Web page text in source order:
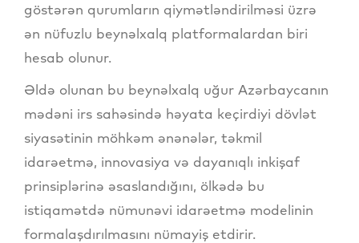
göstərən qurumların qiymətləndirilməsi üzrə
ən nüfuzlu beynəlxalq platformalardan biri
hesab olunur.
Əldə olunan bu beynəlxalq uğur Azərbaycanın
mədəni irs sahəsində həyata keçirdiyi dövlət
siyasətinin möhkəm ənənələr, təkmil
idarəetmə, innovasiya və dayanıqlı inkişaf
prinsiplərinə əsaslandığını, ölkədə bu
istiqamətdə nümunəvi idarəetmə modelinin
formalaşdırılmasını nümayiş etdirir.